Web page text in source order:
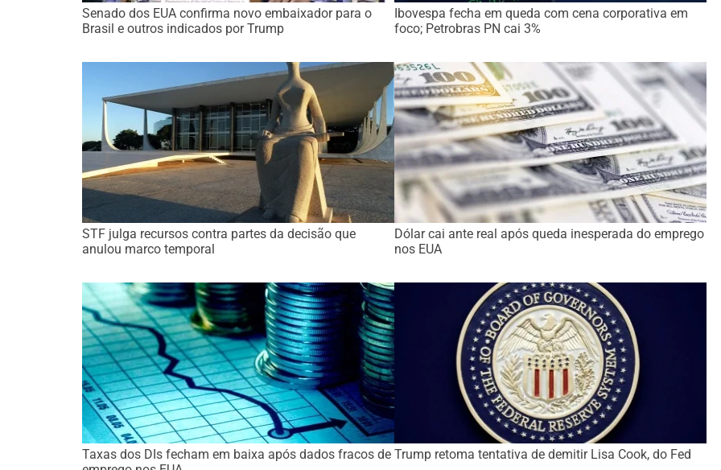
Senado dos EUA confirma novo embaixador para o
Brasil e outros indicados por Trump
Ibovespa fecha em queda com cena corporativa em
foco; Petrobras PN cai 3%
STF julga recursos contra partes da decisão que
anulou marco temporal
Dólar cai ante real após queda inesperada do emprego
nos EUA
Taxas dos DIs fecham em baixa após dados fracos de Trump retoma tentativa de demitir Lisa Cook, do Fed